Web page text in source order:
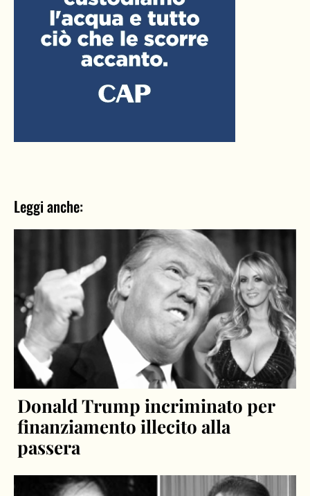
Leggi anche:
Donald Trump incriminato per
finanziamento illecito alla
passera